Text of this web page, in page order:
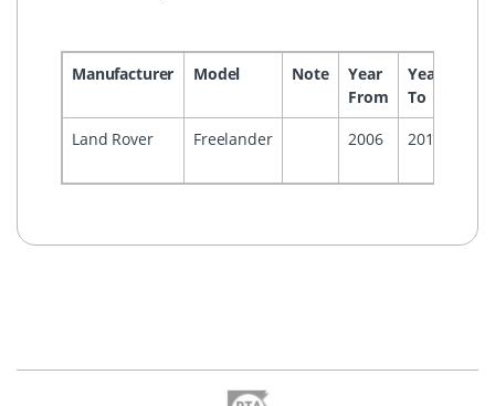
Manufacturer Model Note
Year
From
Year
To
Land Rover Freelander 2006 2014